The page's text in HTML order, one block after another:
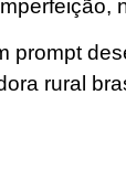
prompt
rural